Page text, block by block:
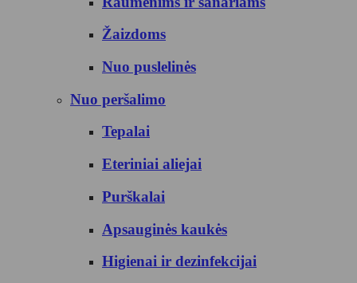
Žaizdoms
Nuo puslelinės
Nuo peršalimo
Tepalai
Eteriniai aliejai
Purškalai
Apsauginės kaukės
Higienai ir dezinfekcijai